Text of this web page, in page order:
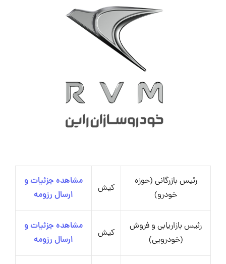
رئیس بازرگانی (حوزه
خودرو)
کیش
مشاهده جزئیات و
ارسال رزومه
رئیس بازاریابی و فروش
(خودرویی)
کیش
مشاهده جزئیات و
ارسال رزومه